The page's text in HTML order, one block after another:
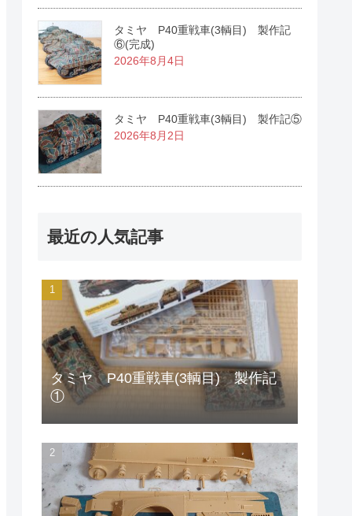
タミヤ P40重戦車(3輌目) 製作記
⑥(完成)
2026年8月4日
タミヤ P40重戦車(3輌目) 製作記⑤
2026年8月2日
最近の人気記事
タミヤ P40重戦車(3輌目) 製作記
①